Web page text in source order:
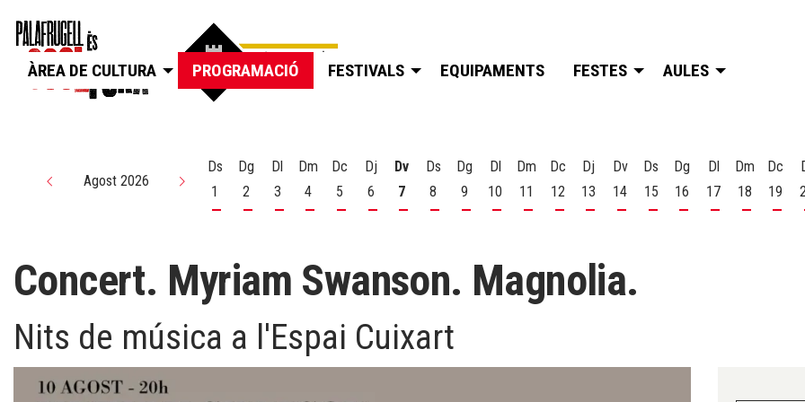
ÀREA DE CULTURA PROGRAMACIÓ FESTIVALS EQUIPAMENTS FESTES AULES
Agost 2026
Ds
1
Dissabte 1 d'agost
Dg
2
Diumenge 2 d'agost
Dl
3
Dilluns 3 d'agost
Dm
4
Dimarts 4 d'agost
Dc
5
Dimecres 5 d'agost
Dj
6
Dijous 6 d'agost
Dv
7
Divendres 7 d'agost
Ds
8
Dissabte 8 d'agost
Dg
9
Diumenge 9 d'agost
Dl
10
Dilluns 10 d'agost
Dm
11
Dimarts 11 d'agost
Dc
12
Dimecres 12 d'agost
Dj
13
Dijous 13 d'agost
Dv
14
Divendres 14 d'agost
Ds
15
Dissabte 15 d'agost
Dg
16
Diumenge 16 d'agost
Dl
17
Dilluns 17
Dm
18
Dimarts
Dc
19
Concert. Myriam Swanson. Magnolia.
Nits de música a l'Espai Cuixart